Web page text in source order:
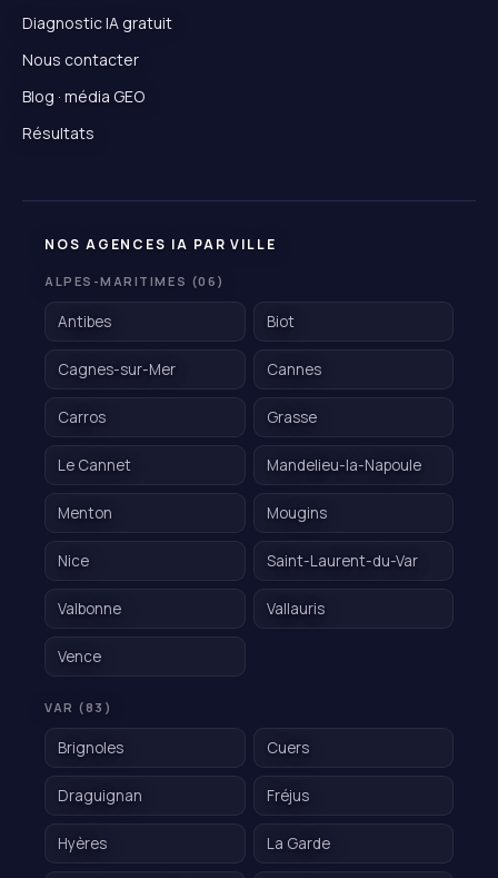
Diagnostic IA gratuit
Nous contacter
Blog · média GEO
Résultats
NOS AGENCES IA PAR VILLE
ALPES-MARITIMES (06)
Antibes Biot
Cagnes-sur-Mer Cannes
Carros Grasse
Le Cannet Mandelieu-la-Napoule
Menton Mougins
Nice Saint-Laurent-du-Var
Valbonne Vallauris
Vence
VAR (83)
Brignoles Cuers
Draguignan Fréjus
Hyères La Garde